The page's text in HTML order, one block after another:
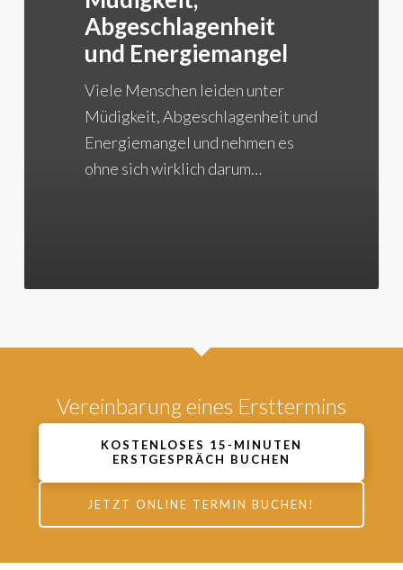
Abgeschlagenheit
und Energiemangel
Viele Menschen leiden unter
Müdigkeit, Abgeschlagenheit und
Energiemangel und nehmen es
ohne sich wirklich darum…
Vereinbarung eines Ersttermins
KOSTENLOSES 15-MINUTEN
ERSTGESPRÄCH BUCHEN
JETZT ONLINE TERMIN BUCHEN!